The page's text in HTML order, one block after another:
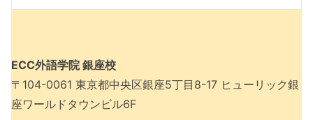
ECC外語学院 銀座校
〒104-0061 東京都中央区銀座5丁目8-17 ヒューリック銀
座ワールドタウンビル6F